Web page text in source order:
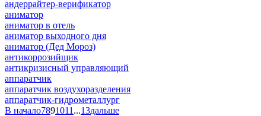
андеррайтер-верификатор
аниматор
аниматор в отель
аниматор выходного дня
аниматор (Дед Мороз)
антикоррозийщик
антикризисный управляющий
аппаратчик
аппаратчик воздухоразделения
аппаратчик-гидрометаллург
В начало7891011 ...13дальше